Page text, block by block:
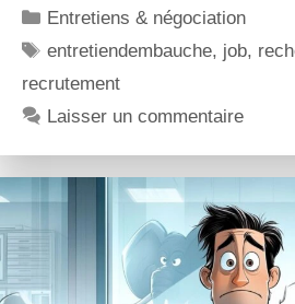
Entretiens & négociation
entretiendembauche, job,
recrutement
Laisser un commentaire